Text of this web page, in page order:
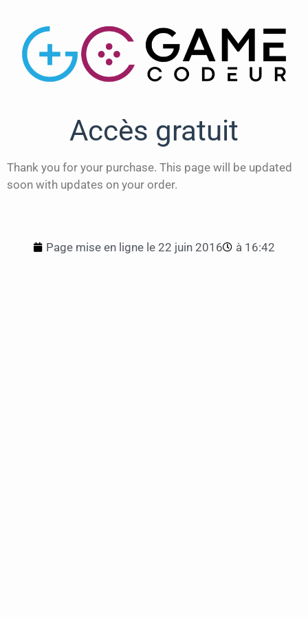
Accès gratuit
Thank you for your purchase. This page will be updated
soon with updates on your order.
Page mise en ligne le 22 juin 2016 à 16:42